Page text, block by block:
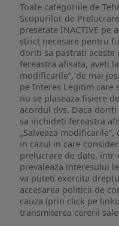
Toate categoriile de
Scopurilor de
presetate INACTIVE pe
strict necesare pentru
doriti sa pastrati aceste
fereastra afisata, aveti
modificarile”, de mai
pe Interes Legitim care
nu se plaseaza fisiere
acordul dvs. Daca
sa inchideti fereastra
„Salveaza
in cazul in care
prelucrare de date,
prevaleaza interesului
va puteti exercita
accesarea politicii de
cauza (prin click pe
transmiterea cererii